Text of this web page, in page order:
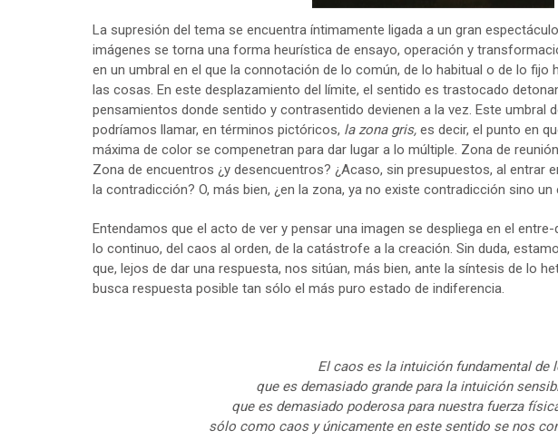
La supresión del tema se encuentra íntimamente ligada a un gran
imágenes se torna una forma heurística de ensayo, operación y
en un umbral en el que la connotación de lo común, de lo habitual o de lo fijo
las cosas. En este desplazamiento del límite, el sentido es trastocado
pensamientos donde sentido y contrasentido devienen a la vez. Este umbral
podríamos llamar, en términos pictóricos, la zona gris, es decir, el punto en
máxima de color se compenetran para dar lugar a lo múltiple. Zona de
Zona de encuentros ¿y desencuentros? ¿Acaso, sin presupuestos, al entrar
la contradicción? O, más bien, ¿en la zona, ya no existe contradicción sino un
Entendamos que el acto de ver y pensar una imagen se despliega en el
lo continuo, del caos al orden, de la catástrofe a la creación. Sin duda,
que, lejos de dar una respuesta, nos sitúan, más bien, ante la síntesis de lo
busca respuesta posible tan sólo el más puro estado de indiferencia.
El caos es la intuición fundamental de
que es demasiado grande para la intuición
que es demasiado poderosa para nuestra fuerza
sólo como caos y únicamente en este sentido se nos